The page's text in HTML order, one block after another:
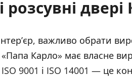
двері
важливо обрати
Карло» має власне
9001 і ISO 14001 — це